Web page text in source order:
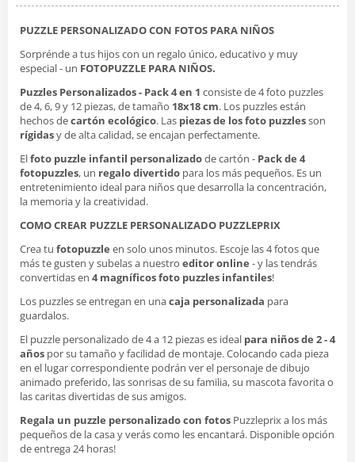
PUZZLE PERSONALIZADO CON FOTOS PARA NIÑOS
Sorprénde a tus hijos con un regalo único, educativo y muy
especial - un FOTOPUZZLE PARA NIÑOS.
Puzzles Personalizados - Pack 4 en 1 consiste de 4 foto puzzles
de 4, 6, 9 y 12 piezas, de tamaño 18x18 cm. Los puzzles están
hechos decartón ecológico. Las piezas de los foto puzzlesson
rígidasy de alta calidad, se encajan perfectamente.
Elfoto puzzle infantil personalizadode cartón - Pack de 4
fotopuzzles, un regalo divertido para los más pequeños. Es un
entretenimiento ideal para niños que desarrolla la concentración,
la memoria y la creatividad.
COMO CREAR PUZZLE PERSONALIZADO PUZZLEPRIX
Crea tu fotopuzzle en solo unos minutos. Escoje las 4 fotos que
más te gusten y subelas a nuestro editor online - y las tendrás
convertidas en 4 magníficos foto puzzles infantiles!
Los puzzles se entregan en unacaja personalizada para
guardalos.
El puzzle personalizado de 4 a 12 piezas es ideal para niños de 2 - 4
años por su tamaño y facilidad de montaje. Colocando cada pieza
en el lugar correspondiente podrán ver el personaje de dibujo
animado preferido, las sonrisas de su familia, su mascota favorita o
las caritas divertidas de sus amigos.
Regala un puzzle personalizado con fotos Puzzleprix a los más
pequeños de la casa y verás como les encantará. Disponible opción
de entrega 24 horas!